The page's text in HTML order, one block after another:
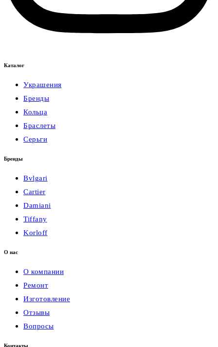
Каталог
Украшения
Бренды
Кольца
Браслеты
Серьги
Бренды
Bvlgari
Cartier
Damiani
Tiffany
Korloff
О нас
О компании
Ремонт
Изготовление
Отзывы
Вопросы
Контакты